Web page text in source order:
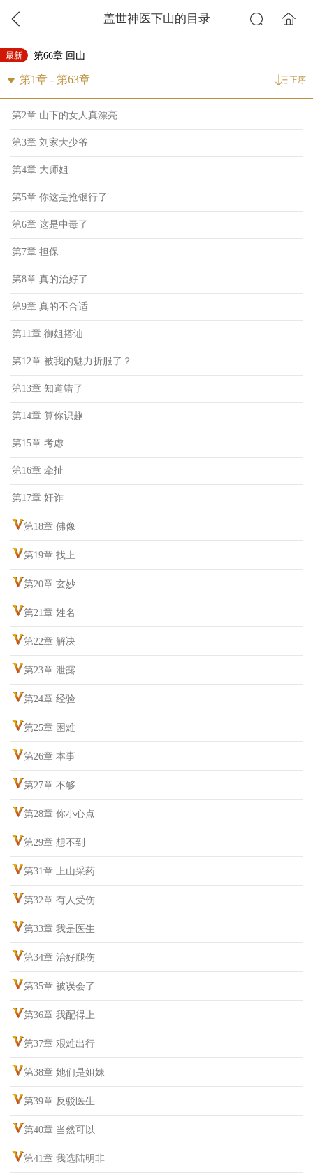
盖世神医下山的目录
最新 第66章 回山
正序
第2章 山下的女人真漂亮
第3章 刘家大少爷
第4章 大师姐
第5章 你这是抢银行了
第6章 这是中毒了
第7章 担保
第8章 真的治好了
第9章 真的不合适
第11章 御姐搭讪
第12章 被我的魅力折服了？
第13章 知道错了
第14章 算你识趣
第15章 考虑
第16章 牵扯
第17章 奸诈
第18章 佛像
第19章 找上
第20章 玄妙
第21章 姓名
第22章 解决
第23章 泄露
第24章 经验
第25章 困难
第26章 本事
第27章 不够
第28章 你小心点
第29章 想不到
第31章 上山采药
第32章 有人受伤
第33章 我是医生
第34章 治好腿伤
第35章 被误会了
第36章 我配得上
第37章 艰难出行
第38章 她们是姐妹
第39章 反驳医生
第40章 当然可以
第41章 我选陆明非